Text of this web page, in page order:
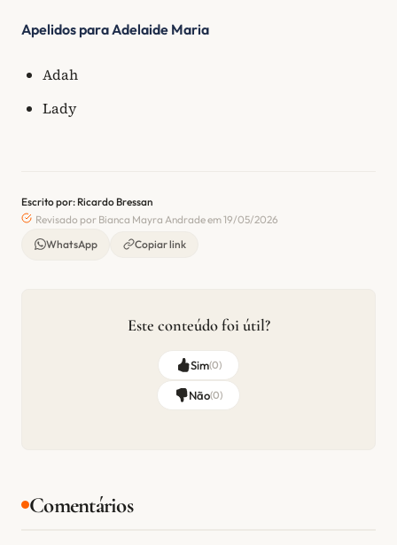
Apelidos para Adelaide Maria
Adah
Lady
Escrito por: Ricardo Bressan
Revisado por Bianca Mayra Andrade em 19/05/2026
WhatsApp
Copiar link
Este conteúdo foi útil?
Sim(0)
Não(0)
Comentários